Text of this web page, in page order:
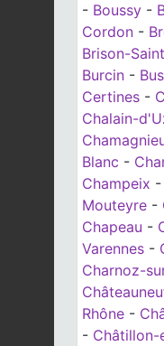
- Boussy -
Cordon -
Brison-
Burcin -
Certines -
Chalain-
Blanc -
Champeix -
Mouteyre -
Chapeau -
Varennes -
Charnoz-
Rhône -
- Châtillon-